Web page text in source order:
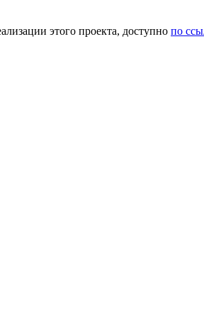
этого проекта, доступно по